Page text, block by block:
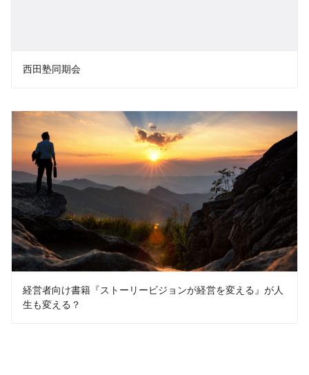
西田塾同期会
経営者向け書籍『ストーリービジョンが経営を変える』が人
生も変える？